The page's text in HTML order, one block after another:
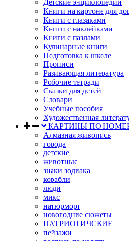
Детские энциклопедии
Книги на картоне для
Книги с глазаками
Книги с наклейками
Книги с пазлами
Кулинарные книги
Подготовка к школе
Прописи
Разивающая литература
Робочие тетради
Сказки для детей
Словари
Учебные пособия
Художественная
КАРТИНЫ ПО
Алмазная живопись
города
детские
животные
знаки зодиака
корабли
люди
микс
натюрморт
новогодние сюжеты
ПАТРИОТИЧСКИЕ
пейзажи